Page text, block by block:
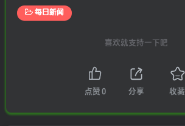
每日新闻
喜欢就支持一下吧
点赞 0 分享 收藏